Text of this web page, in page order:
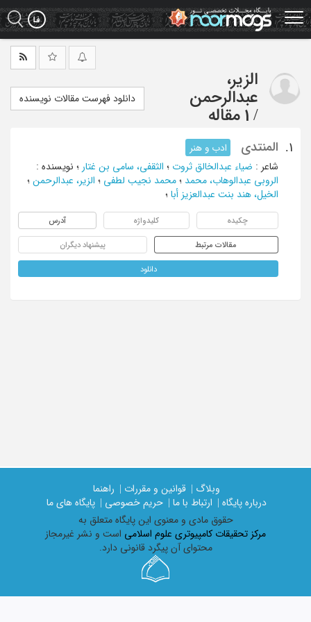
Skip
to
main
الزیر،
عبدالرحمن
/ 1 مقاله
دانلود فهرست مقالات نویسنده
1. المنتدی
ادب و هنر
شاعر : ضیاء عبدالخالق ثروت ؛ الثقفی، سامی بن غتار ؛ نویسنده :
الروبی عبدالوهاب، محمد ؛ محمد نجیب لطفی ؛ الزیر، عبدالرحمن ؛
الخیل، هند بنت عبدالعزیز أبا ؛
چکیده کلیدواژه آدرس
مقالات مرتبط پیشنهاد دیگران
دانلود
وبلاگ | قوانین و مقررات |
راهنما
درباره پایگاه |
ارتباط با ما | حریم خصوصی |
پایگاه های ما
حقوق مادی و معنوی اين پايگاه متعلق به
مرکز تحقیقات کامپیوتری علوم اسلامی است و نشر غیرمجاز
محتوای آن پیگرد قانونی دارد.